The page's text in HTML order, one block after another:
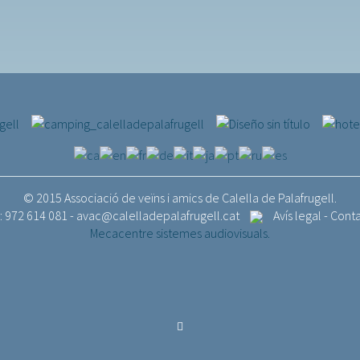
© 2015 Associació de veïns i amics de Calella de Palafrugell.
972 614 081 - avac@calelladepalafrugell.cat Avís legal -
Mecacentre sistemes audiovisuals.